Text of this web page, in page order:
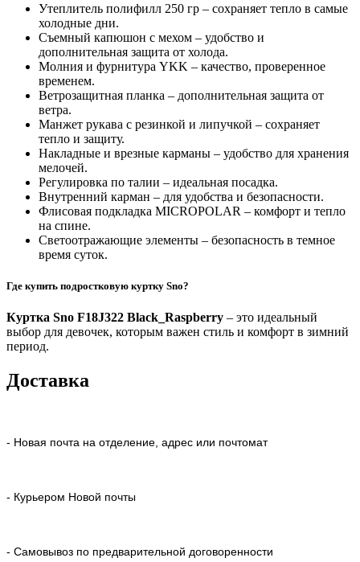
Утеплитель полифилл 250 гр – сохраняет тепло в самые
холодные дни.
Съемный капюшон с мехом – удобство и
дополнительная защита от холода.
Молния и фурнитура YKK – качество, проверенное
временем.
Ветрозащитная планка – дополнительная защита от
ветра.
Манжет рукава с резинкой и липучкой – сохраняет
тепло и защиту.
Накладные и врезные карманы – удобство для хранения
мелочей.
Регулировка по талии – идеальная посадка.
Внутренний карман – для удобства и безопасности.
Флисовая подкладка MICROPOLAR – комфорт и тепло
на спине.
Светоотражающие элементы – безопасность в темное
время суток.
Где купить подростковую куртку Sno?
Куртка Sno F18J322 Black_Raspberry – это идеальный
выбор для девочек, которым важен стиль и комфорт в зимний
период.
Доставка
- Новая почта на отделение, адрес или почтомат
- Курьером Новой почты
- Самовывоз по предварительной договоренности